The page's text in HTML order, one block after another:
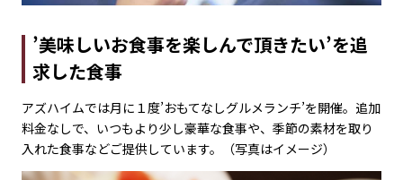
’美味しいお食事を楽しんで頂きたい’を追
求した食事
アズハイムでは月に１度’おもてなしグルメランチ’を開催。追加
料金なしで、いつもより少し豪華な食事や、季節の素材を取り
入れた食事などご提供しています。（写真はイメージ）